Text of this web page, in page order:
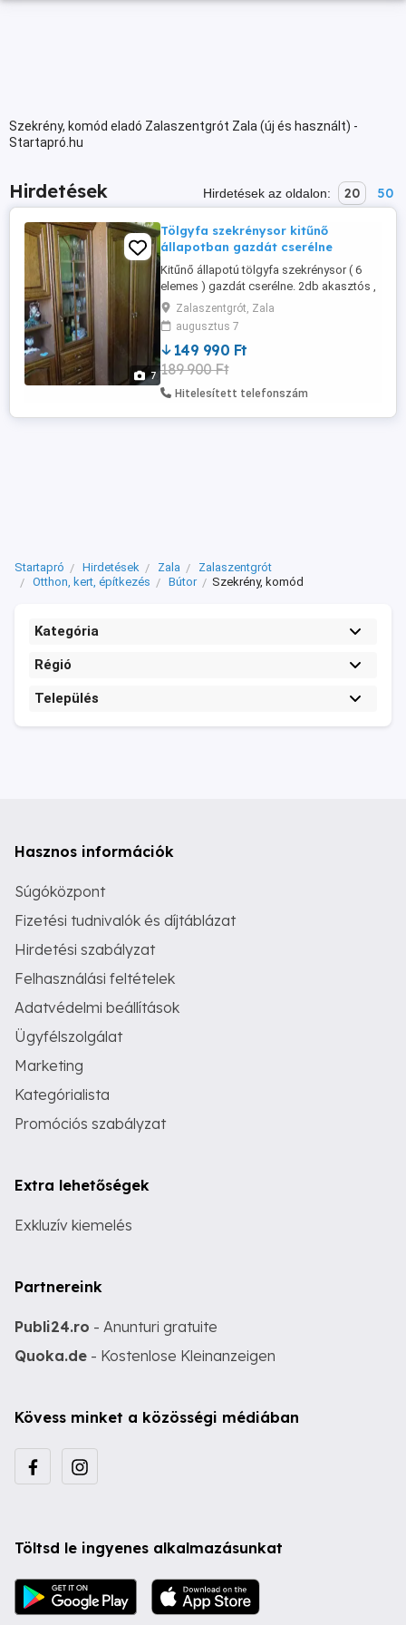
Szekrény, komód eladó Zalaszentgrót Zala (új és használt) -
Startapró.hu
Hirdetések Hirdetések az oldalon: 20 50
7
Tölgyfa szekrénysor kitűnő
állapotban gazdát cserélne
Kitűnő állapotú tölgyfa szekrénysor ( 6
elemes ) gazdát cserélne. 2db akasztós ,
2 db polcos, 2db üveges résszel. 4,7m
beépítési hossz.
Zalaszentgrót, Zala
augusztus 7
149 990 Ft
189 900 Ft
Hitelesített telefonszám
Startapró Hirdetések Zala
Zalaszentgrót
Otthon, kert, építkezés
Bútor Szekrény, komód
Kategória
Régió
Település
Hasznos információk
Súgóközpont
Fizetési tudnivalók és díjtáblázat
Hirdetési szabályzat
Felhasználási feltételek
Adatvédelmi beállítások
Ügyfélszolgálat
Marketing
Kategórialista
Promóciós szabályzat
Extra lehetőségek
Exkluzív kiemelés
Partnereink
Publi24.ro - Anunturi gratuite
Quoka.de - Kostenlose Kleinanzeigen
Kövess minket a közösségi médiában
Töltsd le ingyenes alkalmazásunkat